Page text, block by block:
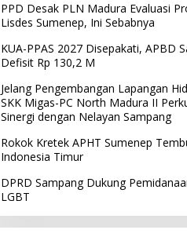
PPD Desak PLN Madura Evaluasi
Lisdes Sumenep, Ini Sebabnya
KUA-PPAS 2027 Disepakati, APBD
Defisit Rp 130,2 M
Jelang Pengembangan Lapangan
SKK Migas-PC North Madura II
Sinergi dengan Nelayan Sampang
Rokok Kretek APHT Sumenep
Indonesia Timur
DPRD Sampang Dukung
LGBT